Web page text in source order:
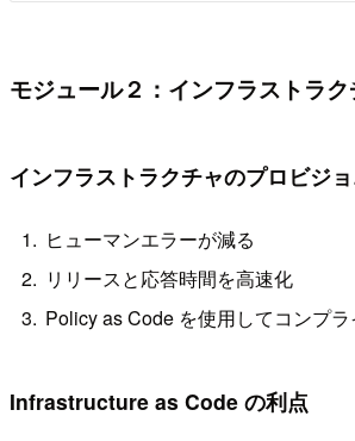
モジュール２：インフラストラ
インフラストラクチャのプロビジ
ヒューマンエラーが減る
リリースと応答時間を高速化
Policy as Code を使用してコンプ
Infrastructure as Code の利点